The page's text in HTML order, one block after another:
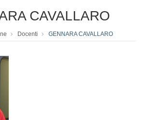
CAVALLARO
Docenti GENNARA CAVALLARO